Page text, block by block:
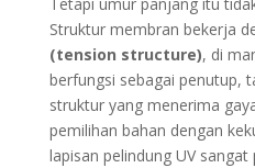
Struktur membran bekerja
(tension structure), di
berfungsi sebagai penutup,
struktur yang menerima
pemilihan bahan dengan
lapisan pelindung UV